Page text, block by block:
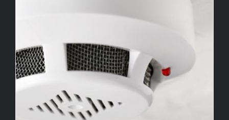
Wartung von Brandmeldeanlagen